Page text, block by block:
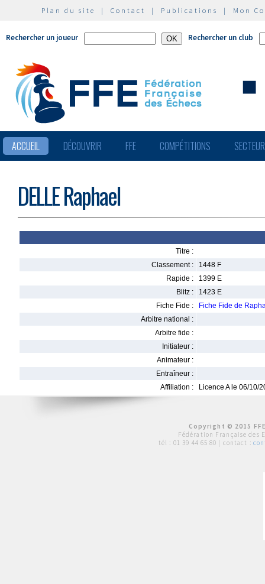
Plan du site | Contact | Publications | Mon
Rechercher un joueur Rechercher un club
ACCUEIL DÉCOUVRIR FFE COMPÉTITIONS
DELLE Raphael
Titre :
Classement :
1448 F
Rapide :
1399 E
Blitz :
1423 E
Fiche Fide :
Fiche Fide de
Arbitre national :
Arbitre fide :
Initiateur :
Animateur :
Entraîneur :
Affiliation :
Licence A le 06/10/
Copyright © 2015
Fédération Française des
tél : 01 39 44 65 80 | contact :